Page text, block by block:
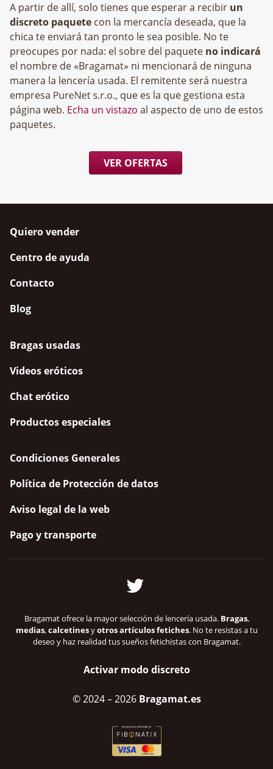
A partir de allí, solo tienes que esperar a recibir un
discreto paquete con la mercancía deseada, que la
chica te enviará tan pronto le sea posible. No te
preocupes por nada: el sobre del paquete no indicará
el nombre de «Bragamat» ni mencionará de ninguna
manera la lencería usada. El remitente será nuestra
empresa
, que es la que gestiona esta
página web. Echa un vistazo al aspecto de uno de estos
paquetes.
VER OFERTAS
Quiero vender
Centro de ayuda
Contacto
Blog
Bragas usadas
Videos eróticos
Chat erótico
Productos especiales
Condiciones Generales
Política de Protección de datos
Aviso legal de la web
Pago y transporte
Bragamat ofrece la mayor selección de lencería usada. Bragas,
medias,calcetinesyotros artículos fetiches. No te resistas a tu
deseo y haz realidad tus sueños fetichistas con Bragamat.
Activar modo discreto
© 2024– 2026 Bragamat.es